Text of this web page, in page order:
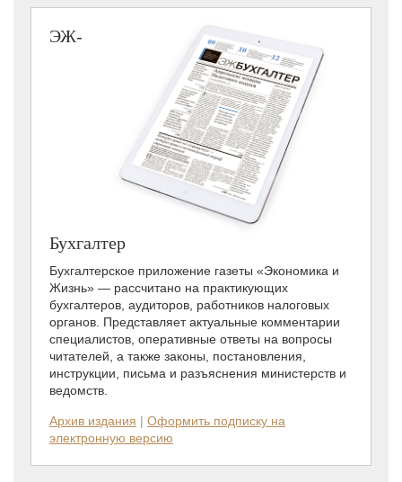
ЭЖ-
Бухгалтер
Бухгалтерское приложение газеты «Экономика и
Жизнь» — рассчитано на практикующих
бухгалтеров, аудиторов, работников налоговых
органов. Представляет актуальные комментарии
специалистов, оперативные ответы на вопросы
читателей, а также законы, постановления,
инструкции, письма и разъяснения министерств и
ведомств.
Архив издания | Оформить подписку на
электронную версию